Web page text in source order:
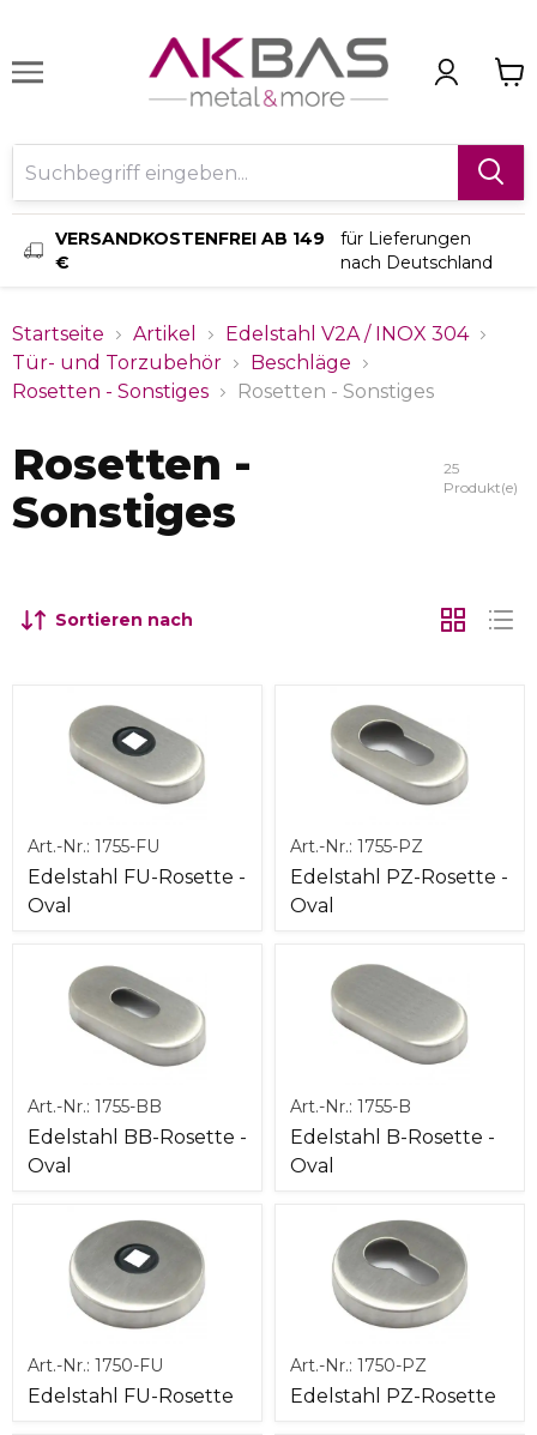
VERSANDKOSTENFREI AB 149
€
für Lieferungen
nach Deutschland
Startseite Artikel
Edelstahl V2A / INOX 304
Tür- und Torzubehör
Beschläge
Rosetten - Sonstiges
Rosetten - Sonstiges
Rosetten -
Sonstiges
25
Produkt(e)
Sortieren nach
Art.-Nr.: 1755-FU
Edelstahl FU-Rosette -
Oval
Art.-Nr.: 1755-PZ
Edelstahl PZ-Rosette -
Oval
Art.-Nr.: 1755-BB
Edelstahl BB-Rosette -
Oval
Art.-Nr.: 1755-B
Edelstahl B-Rosette -
Oval
Art.-Nr.: 1750-FU
Edelstahl FU-Rosette
Art.-Nr.: 1750-PZ
Edelstahl PZ-Rosette